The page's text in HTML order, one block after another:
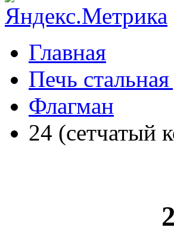
Главная
Печь
Флагман
24 (сетчатый